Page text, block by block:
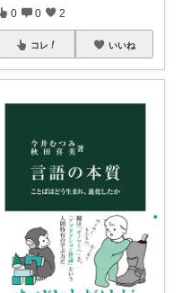
0 0 2
コレ いいね